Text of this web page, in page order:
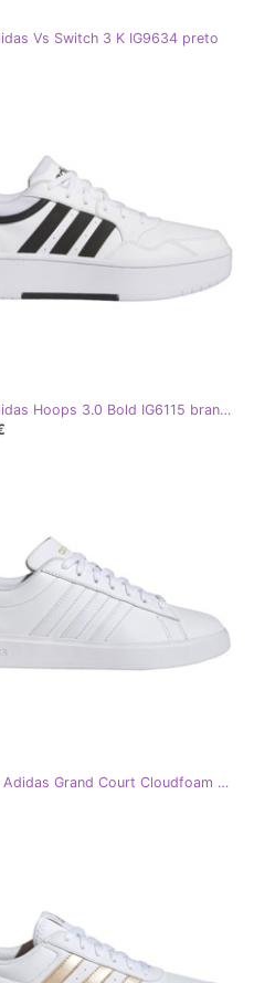
Vs Switch 3 K IG9634 preto
Tênis Adidas Hoops 3.0 Bold IG6115 branco
Sapatos Adidas Grand Court Cloudfoam Lifestyle Court Comfort W GW9213 branco